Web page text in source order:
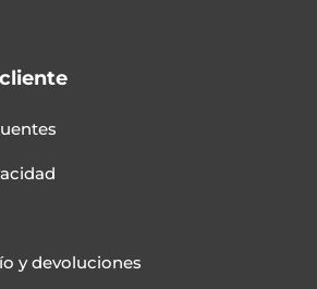
y devoluciones